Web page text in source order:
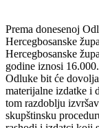
Prema donesenoj
Hercegbosanske
Hercegbosanske
godine iznosi
Odluke bit će
materijalne izdatke i
tom razdoblju
skupštinsku